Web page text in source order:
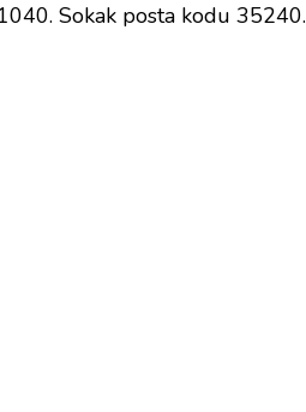
Sokak posta kodu 35240.